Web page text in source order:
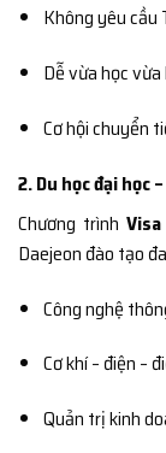
Không yêu cầu
Dễ vừa học vừa
Cơ hội chuyển
2. Du học đại học
Chương trình
Daejeon đào tạo
Công nghệ
Cơ khí – điện –
Quản trị kinh